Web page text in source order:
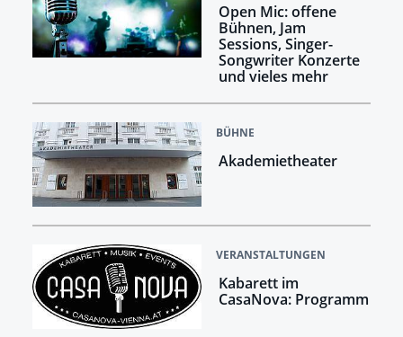
Open Mic: offene
Bühnen, Jam
Sessions, Singer-
Songwriter Konzerte
und vieles mehr
BÜHNE
Akademietheater
VERANSTALTUNGEN
Kabarett im
CasaNova: Programm